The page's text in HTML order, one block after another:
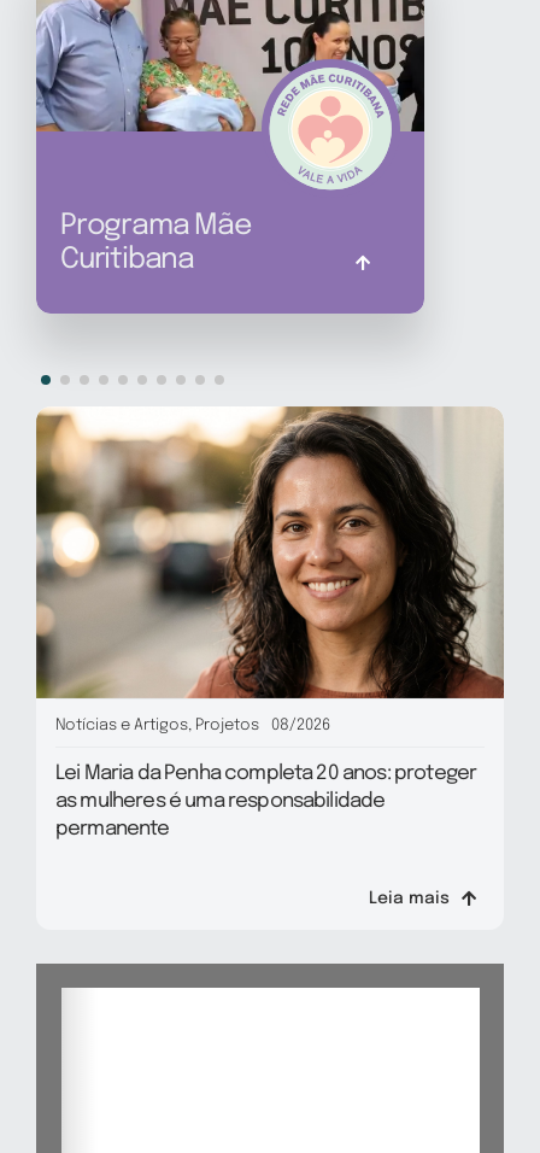
Programa Mãe
Curitibana
Notícias e Artigos, Projetos 08/2026
Lei Maria da Penha completa 20 anos: proteger
as mulheres é uma responsabilidade
permanente
Leia mais